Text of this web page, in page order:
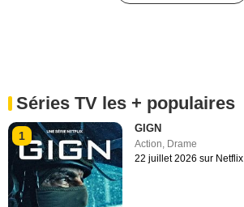
Séries TV les + populaires
1
GIGN
Action, Drame
22 juillet 2026 sur Netflix